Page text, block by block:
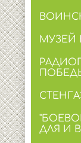
МУЗЕЙ
ДЛЯ И